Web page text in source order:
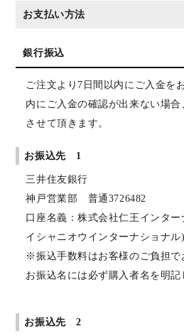
お支払い方法
銀行振込
ご注文より7日間以内にご入金を
内にご入金の確認が出来ない場
させて頂きます。
お振込先 1
三井住友銀行
神戸営業部 普通3726482
口座名義：株式会社仁王インタ
イシャニオウインターナショナル)
※振込手数料はお客様のご負担で
お振込名には必ず購入者名を明記
お振込先 2